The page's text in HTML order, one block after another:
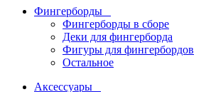
Фингерборды
Фингерборды в сборе
Деки для фингерборда
Фигуры для фингербордов
Остальное
Аксессуары